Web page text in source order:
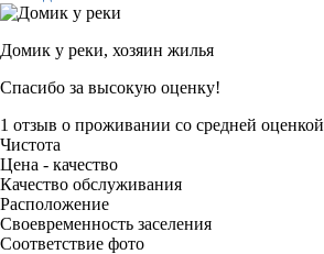
Домик у реки, хозяин жилья
Спасибо за высокую оценку!
1 отзыв о проживании со средней оценкой
Чистота
Цена - качество
Качество обслуживания
Расположение
Своевременность заселения
Соответствие фото